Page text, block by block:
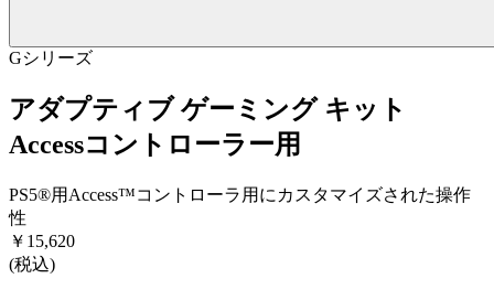
Gシリーズ
アダプティブ ゲーミング キット
Accessコントローラー用
PS5®用Access™コントローラ用にカスタマイズされた操作
性
￥15,620
(税込)